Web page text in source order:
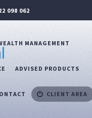
098 062
MANAGEMENT
ADVISED PRODUCTS
CLIENT AREA